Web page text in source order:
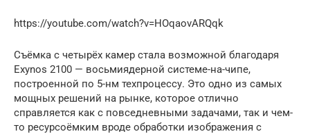
https://youtube.com/watch?v=HOqaovARQqk
Съёмка с четырёх камер стала возможной благодаря
Exynos 2100 — восьмиядерной системе-на-чипе,
построенной по 5-нм техпроцессу. Это одно из самых
мощных решений на рынке, которое отлично
справляется как с повседневными задачами, так и чем-
то ресурсоёмким вроде обработки изображения с